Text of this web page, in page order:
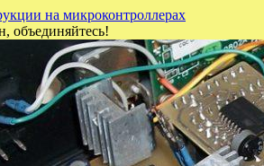
на микроконтроллерах
объединяйтесь!